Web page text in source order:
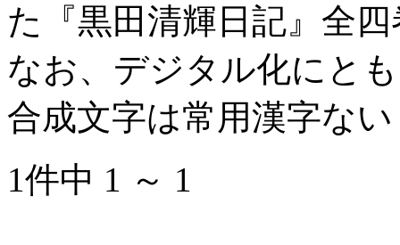
た『黒田清輝日記』全
なお、デジタル化にと
合成文字は常用漢字な
1件中 1 ～ 1